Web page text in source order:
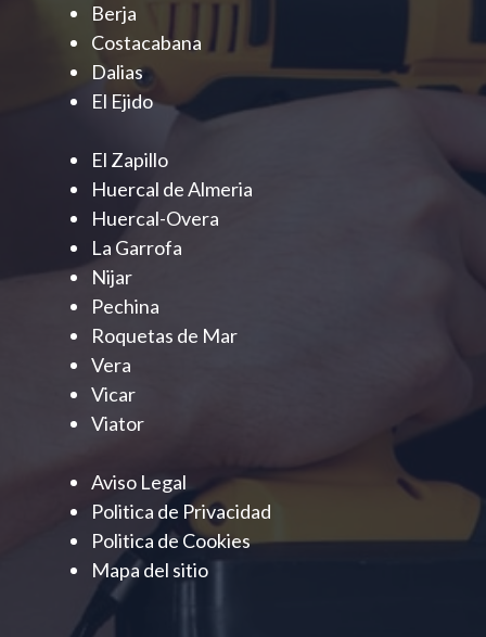
Berja
Costacabana
Dalias
El Ejido
El Zapillo
Huercal de Almeria
Huercal-Overa
La Garrofa
Nijar
Pechina
Roquetas de Mar
Vera
Vicar
Viator
Aviso Legal
Politica de Privacidad
Politica de Cookies
Mapa del sitio